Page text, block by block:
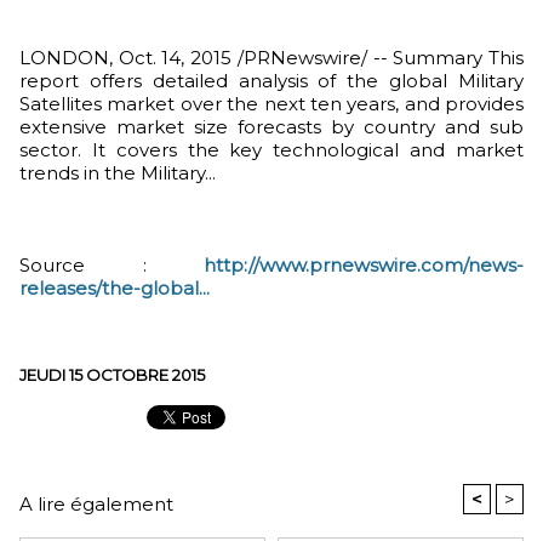
LONDON, Oct. 14, 2015 /PRNewswire/ -- Summary This
report offers detailed analysis of the global Military
Satellites market over the next ten years, and provides
extensive market size forecasts by country and sub
sector. It covers the key technological and market
trends in the Military...
Source : http://www.prnewswire.com/news-
releases/the-global...
JEUDI 15 OCTOBRE 2015
A lire également < >